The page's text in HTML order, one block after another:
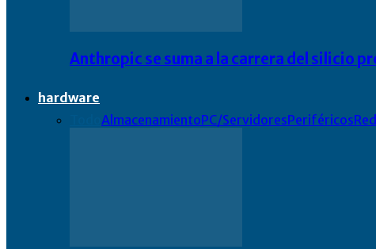
Anthropic se suma a la carrera del silicio
hardware
AlmacenamientoPC/ServidoresPeriféricos